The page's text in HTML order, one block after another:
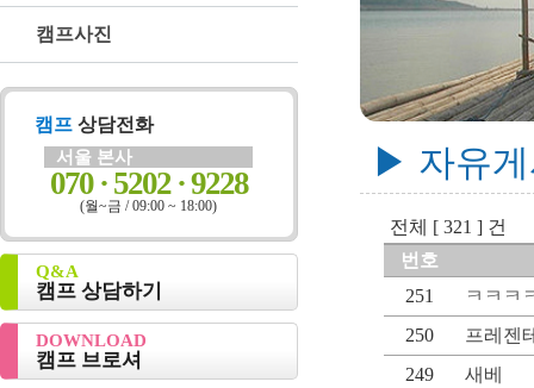
캠프사진
캠프 상담전화
서울 본사
070 · 5202 · 9228
(월~금 / 09:00 ~ 18:00)
Q&A
캠프 상담하기
DOWNLOAD
캠프 브로셔
▶ 자유
전체 [ 321 ] 건
번호
251
ㅋㅋㅋ
250
프레젠
249
새베